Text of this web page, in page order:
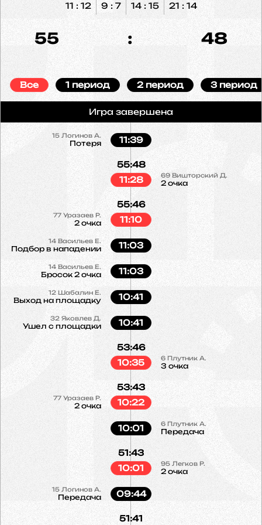
11 : 12
9 : 7
14 : 15
21 : 14
55 : 48
Все 1 период 2 период 3 период
Игра завершена
15 Логинов А.
Потеря 11:39
69 Вишторский Д.
2 очка
55:48
11:28
77 Уразаев Р.
2 очка
55:46
11:10
14 Васильев Е.
Подбор в нападении 11:03
14 Васильев Е.
Бросок 2 очка 11:03
12Шабалин Е.
Выход на площадку 10:41
32 Яковлев Д.
Ушел с площадки 10:41
6 Плутник А.
3 очка
53:46
10:35
77 Уразаев Р.
2 очка
53:43
10:22
6 Плутник А.
Передача
10:01
95 Легков Р.
2 очка
51:43
10:01
15 Логинов А.
Передача 09:44
51:41